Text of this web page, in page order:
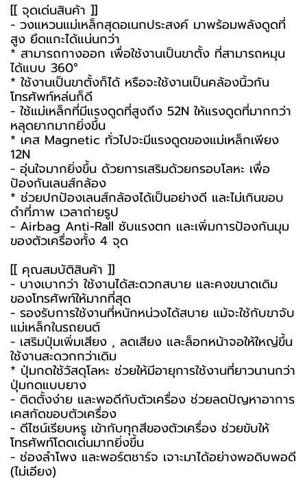
[[ จุดเด่นสินค้า ]]
- วงแหวนแม่เหล็กสุดอเนกประสงค์ มาพร้อมพลังดูดที่
สูง ยึดแกะได้แน่นกว่า
* สามารถกางออก เพื่อใช้งานเป็นขาตั้ง ที่สามารถหมุน
ได้แบบ 360°
* ใช้งานเป็นขาตั้งก็ได้ หรือจะใช้งานเป็นคล้องนิ้วกัน
โทรศัพท์หล่นก็ดี
- ใช้แม่เหล็กที่มีแรงดูดที่สูงถึง 52N ให้แรงดูดที่มากกว่า
หลุดยากมากยิ่งขึ้น
* เคส Magnetic ทั่วไปจะมีแรงดูดของแม่เหล็กเพียง
12N
- อุ่นใจมากยิ่งขึ้น ด้วยการเสริมด้วยกรอบโลหะ เพื่อ
ป้องกันเลนส์กล้อง
* ช่วยปกป้องเลนส์กล้องได้เป็นอย่างดี และไม่เกินขอบ
ดำที่ภาพ เวลาถ่ายรูป
- Airbag Anti-Rall ซับแรงตก และเพิ่มการป้องกันมุม
ของตัวเครื่องทั้ง 4 จุด
[[ คุณสมบัติสินค้า ]]
- บางเบากว่า ใช้งานได้สะดวกสบาย และคงขนาดเดิม
ของโทรศัพท์ให้มากที่สุด
- รองรับการใช้งานที่หนักหน่วงได้สบาย แม้จะใช้กับขาจับ
แม่เหล็กในรถยนต์
- เสริมปุ่มเพิ่มเสียง , ลดเสียง และล็อกหน้าจอให้ใหญ่ขึ้น
ใช้งานสะดวกกว่าเดิม
* ปุ่มกดใช้วัสดุโลหะ ช่วยให้มีอายุการใช้งานที่ยาวนานกว่า
ปุ่มกดแบบยาง
- ติดตั้งง่าย และพอดีกับตัวเครื่อง ช่วยลดปัญหาอาการ
เคสกัดขอบตัวเครื่อง
- ดีไซน์เรียบหรู เข้ากับทุกสีของตัวเครื่อง ช่วยขับให้
โทรศัพท์โดดเด่นมากยิ่งขึ้น
- ช่องลำโพง และพอร์ตชาร์จ เจาะมาได้อย่างพอดิบพอดี
(ไม่เอียง)